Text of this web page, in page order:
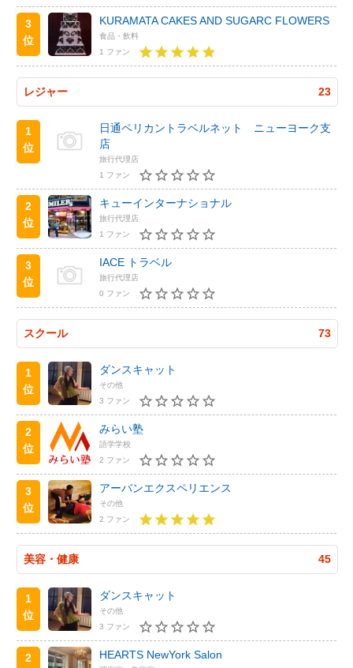
3
位
KURAMATA CAKES AND SUGARC FLOWERS
食品・飲料
1 ファン
レジャー 23
1
位
日通ペリカントラベルネット ニューヨーク支
店
旅行代理店
1 ファン
2
位
キューインターナショナル
旅行代理店
1 ファン
3
位
IACE トラベル
旅行代理店
0 ファン
スクール 73
1
位
ダンスキャット
その他
3 ファン
2
位
みらい塾
語学学校
2 ファン
3
位
アーバンエクスペリエンス
その他
2 ファン
美容・健康 45
1
位
ダンスキャット
その他
3 ファン
2
HEARTS NewYork Salon